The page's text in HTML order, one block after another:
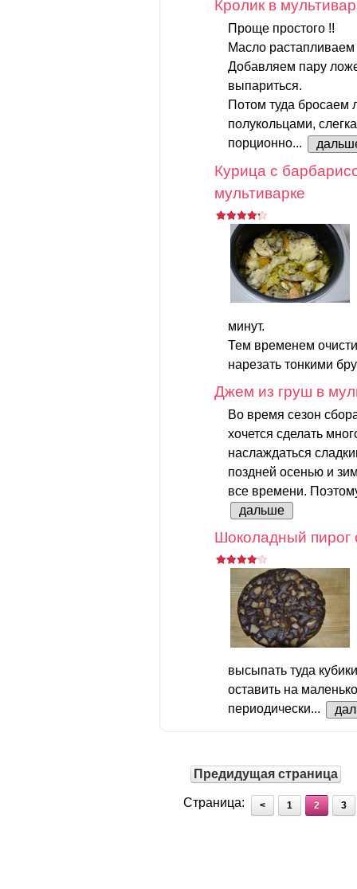
Кролик в
Проще простого !!
Масло
Добавляем пару
выпариться.
Потом туда бросаем
полукольцами,
порционно...
Курица с
мультиварке
минут.
Тем временем
нарезать тонкими
Джем из груш в
Во время сезон
хочется сделать
наслаждаться
поздней осенью и
все времени.
дальше
Шоколадный пирог
высыпать туда
оставить на
периодически...
Предидущая страница
Страница: < 1 2 3